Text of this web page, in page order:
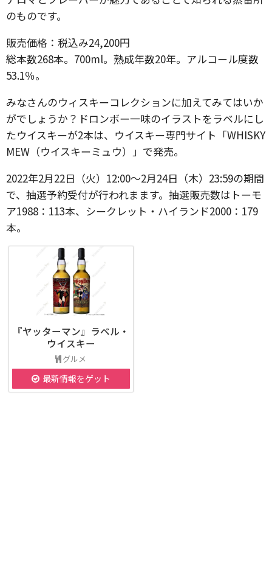
のものです。
販売価格：税込み24,200円
総本数268本。700ml。熟成年数20年。アルコール度数
53.1％。
みなさんのウィスキーコレクションに加えてみてはいか
がでしょうか？ドロンボー一味のイラストをラベルにし
たウイスキーが2本は、ウイスキー専門サイト「WHISKY
MEW（ウイスキーミュウ）」で発売。
2022年2月22日（火）12:00～2月24日（木）23:59の期間
で、抽選予約受付が行われまます。抽選販売数はトーモ
ア1988：113本、シークレット・ハイランド2000：179
本。
『ヤッターマン』ラベル・
ウイスキー
グルメ
最新情報をゲット